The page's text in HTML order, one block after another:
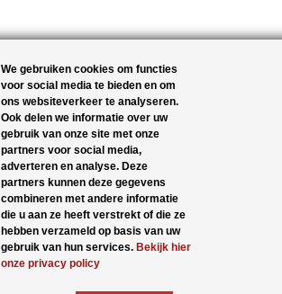
We gebruiken cookies om functies
voor social media te bieden en om
ons websiteverkeer te analyseren.
Ook delen we informatie over uw
gebruik van onze site met onze
partners voor social media,
adverteren en analyse. Deze
partners kunnen deze gegevens
combineren met andere informatie
die u aan ze heeft verstrekt of die ze
hebben verzameld op basis van uw
gebruik van hun services. Bekijk hier
onze privacy policy